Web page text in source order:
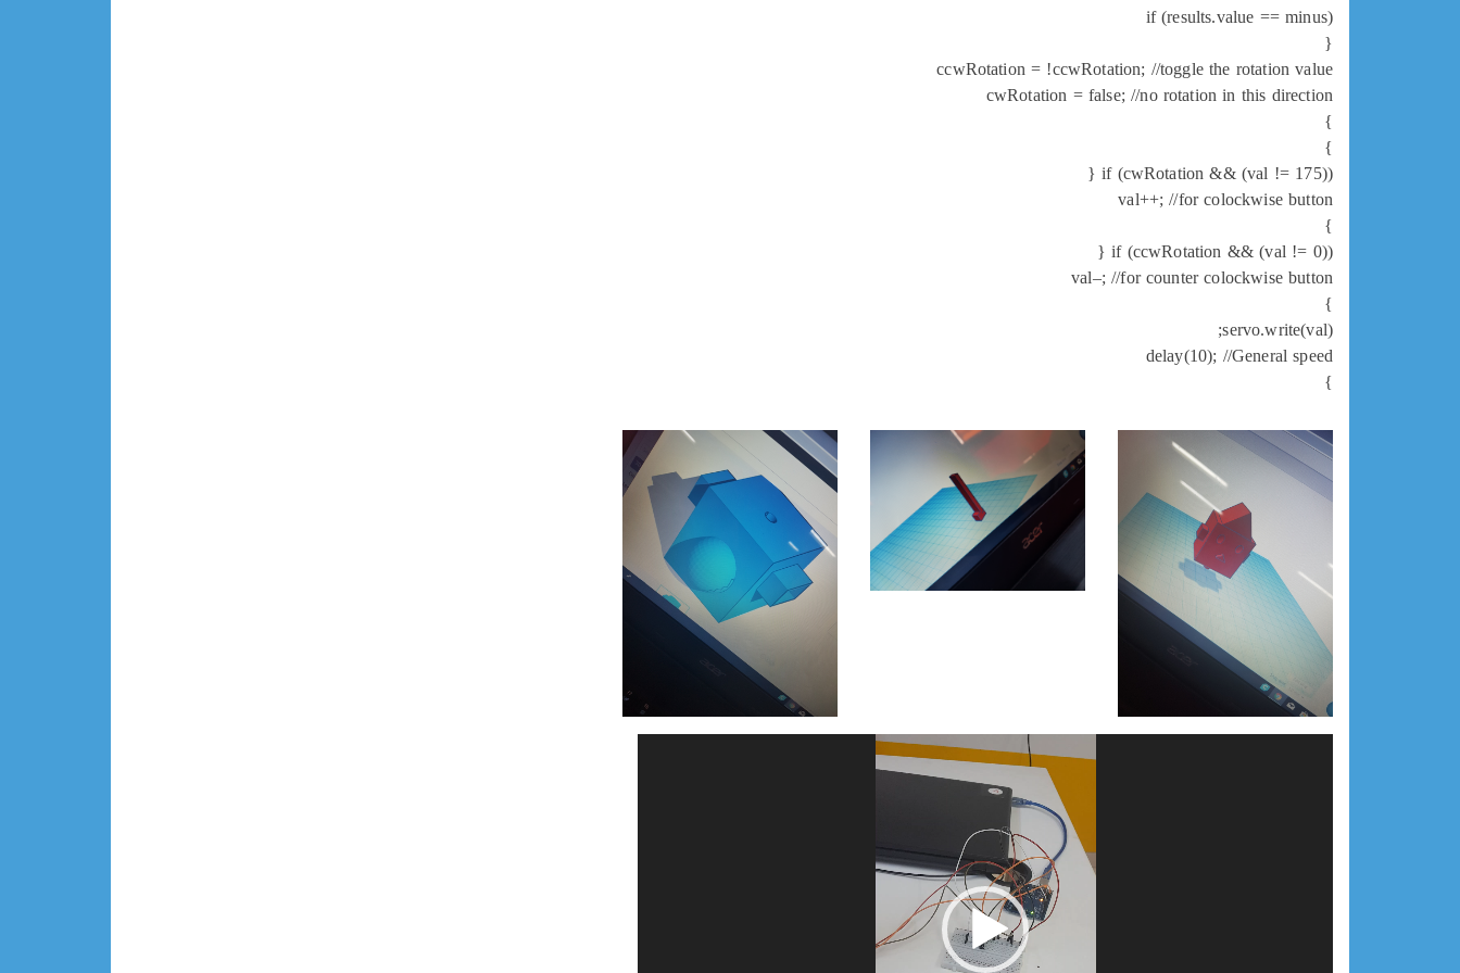
if (results.value == minus)
{
ccwRotation = !ccwRotation; //toggle the rotation value
cwRotation = false; //no rotation in this direction
}
}
if (cwRotation && (val != 175)) {
val++; //for colockwise button
}
if (ccwRotation && (val != 0)) {
val–; //for counter colockwise button
}
servo.write(val);
delay(10); //General speed
}
مشغل